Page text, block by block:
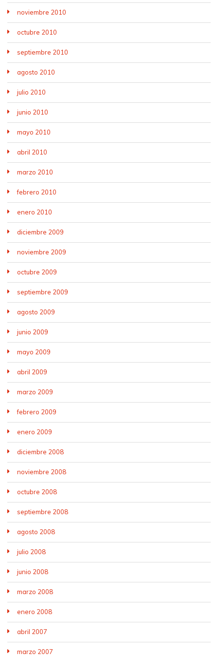
noviembre 2010
octubre 2010
septiembre 2010
agosto 2010
julio 2010
junio 2010
mayo 2010
abril 2010
marzo 2010
febrero 2010
enero 2010
diciembre 2009
noviembre 2009
octubre 2009
septiembre 2009
agosto 2009
junio 2009
mayo 2009
abril 2009
marzo 2009
febrero 2009
enero 2009
diciembre 2008
noviembre 2008
octubre 2008
septiembre 2008
agosto 2008
julio 2008
junio 2008
marzo 2008
enero 2008
abril 2007
marzo 2007